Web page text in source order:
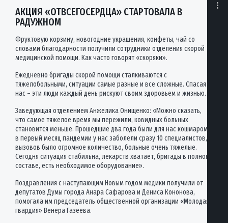
АКЦИЯ «ОТВСЕГОСЕРДЦА» СТАРТОВАЛА В
РАДУЖНОМ
Фруктовую корзину, новогодние украшения, конфеты, чай со
словами благодарности получили сотрудники отделения скорой
медицинской помощи. Как часто говорят «скоряки».
Ежедневно бригады скорой помощи сталкиваются с
тяжелобольными, ситуации самые разные и все сложные. Спасая
нас – эти люди каждый день рискуют своим здоровьем и жизнью.
Заведующая отделением Анжелика Онищенко: «Можно сказать,
что самое тяжелое время мы пережили, ковидных больных
становится меньше. Прошедшие два года были для нас кошмаром,
в первый месяц пандемии у нас заболели сразу 10 специалистов,
вызовов было огромное количество, больные очень тяжелые.
Сегодня ситуация стабильна, лекарств хватает, бригады в полном
составе, есть необходимое оборудование».
Поздравления с наступающим Новым годом медики получили от
депутатов Думы города Анара Сафарова и Дениса Кононова,
помогала им председатель общественной организации «Молодая
гвардия» Венера Газеева.